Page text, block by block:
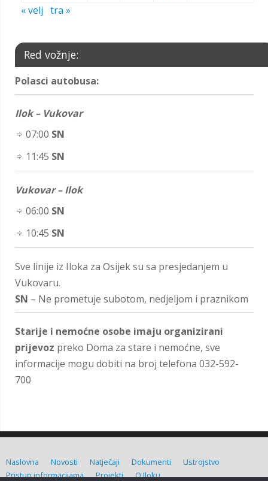
« velj tra »
Red vožnje:
Polasci autobusa:
Ilok – Vukovar
07:00 SN
11:45 SN
Vukovar – Ilok
06:00 SN
10:45 SN
Sve linije iz Iloka za Osijek su sa presjedanjem u
Vukovaru.
SN – Ne prometuje subotom, nedjeljom i praznikom
Starije i nemoćne osobe imaju organizirani
prijevoz preko Doma za stare i nemoćne, sve
informacije mogu dobiti na broj telefona 032-592-
700
Naslovna Novosti Natječaji Dokumenti
Ustrojstvo
Pristup informacijama
Projekti O Iloku